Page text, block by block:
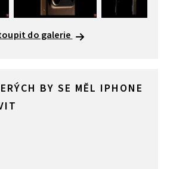
do galerie
BY SE MĚL IPHONE